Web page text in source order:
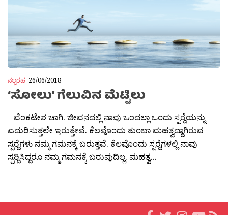
ನಲ್ಬರಹ 26/06/2018
‘ಸೋಲು’ ಗೆಲುವಿನ ಮೆಟ್ಟಿಲು
– ವೆಂಕಟೇಶ ಚಾಗಿ. ಜೀವನದಲ್ಲಿ ನಾವು ಒಂದಲ್ಲಾ ಒಂದು ಸ್ಪರ‍್ದೆಯನ್ನು
ಎದುರಿಸುತ್ತಲೇ ಇರುತ್ತೇವೆ. ಕೆಲವೊಂದು ತುಂಬಾ ಮಹತ್ವದ್ದಾಗಿರುವ
ಸ್ಪರ‍್ದೆಗಳು ನಮ್ಮ ಗಮನಕ್ಕೆ ಬರುತ್ತವೆ. ಕೆಲವೊಂದು ಸ್ಪರ‍್ದೆಗಳಲ್ಲಿ ನಾವು
ಸ್ಪರ‍್ದಿಸಿದ್ದರೂ ನಮ್ಮ ಗಮನಕ್ಕೆ ಬರುವುದಿಲ್ಲ. ಮಹತ್ವ...